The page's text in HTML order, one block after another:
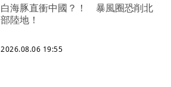
白海豚直衝中國？！ 暴風圈恐削北
部陸地！
2026.08.06 19:55